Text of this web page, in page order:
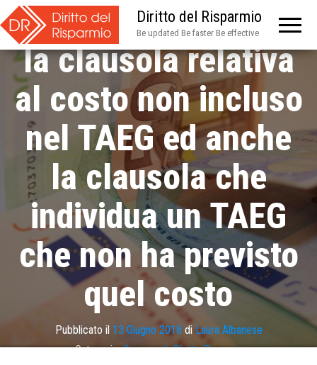
Diritto del Risparmio
Be updated Be faster Be effective
consumatori: nulla
la clausola relativa
al costo non incluso
nel TAEG ed anche
la clausola che
individua un TAEG
che non ha previsto
quel costo
Pubblicato il 13 Giugno 2018 di Laura Albanese
Categoria: Commenti,Diritto Bancario